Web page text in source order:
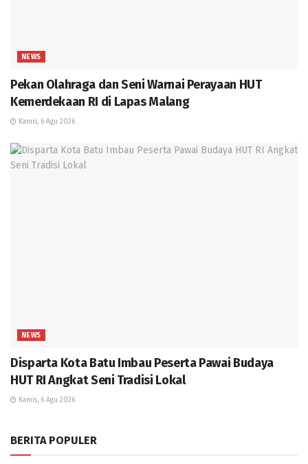
NEWS
Pekan Olahraga dan Seni Warnai Perayaan HUT
Kemerdekaan RI di Lapas Malang
Kamis, 6 Agu 2026
NEWS
Disparta Kota Batu Imbau Peserta Pawai Budaya
HUT RI Angkat Seni Tradisi Lokal
Kamis, 6 Agu 2026
BERITA POPULER